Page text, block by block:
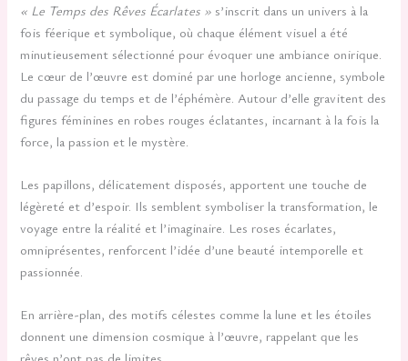
« Le Temps des Rêves Écarlates » s’inscrit dans un univers à la
fois féerique et symbolique, où chaque élément visuel a été
minutieusement sélectionné pour évoquer une ambiance onirique.
Le cœur de l’œuvre est dominé par une horloge ancienne, symbole
du passage du temps et de l’éphémère. Autour d’elle gravitent des
figures féminines en robes rouges éclatantes, incarnant à la fois la
force, la passion et le mystère.
Les papillons, délicatement disposés, apportent une touche de
légèreté et d’espoir. Ils semblent symboliser la transformation, le
voyage entre la réalité et l’imaginaire. Les roses écarlates,
omniprésentes, renforcent l’idée d’une beauté intemporelle et
passionnée.
En arrière-plan, des motifs célestes comme la lune et les étoiles
donnent une dimension cosmique à l’œuvre, rappelant que les